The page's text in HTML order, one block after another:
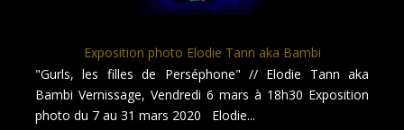
Exposition photo Elodie Tann aka Bambi
"Gurls, les filles de Perséphone" // Elodie Tann aka
Bambi Vernissage, Vendredi 6 mars à 18h30 Exposition
photo du 7 au 31 mars 2020 Elodie...